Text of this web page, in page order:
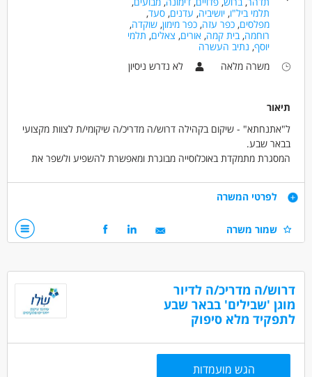
תלמי ביל"ו,יושיביה, עדנים,סעד,
מפלסים,כפר עזה,כפר מימון,שוקדה,
רוחמה,בית קמה,אורים, צאלים, תלמי
יוסף, נתיב העשרה
משרה מלאה
לא נדרש ניסיון
תיאור
ל"אתנחתא" - שיקום בקהילה דרוש/ה מדריכ/ה שיקומי/ת לצוות מקצועי
בבאר שבע.
המסגרת מתמקדת באוכלוסייה מבוגרת ומאפשרת להשפיע ולשפר את
איך ייראה היום שלך?
ליווי בקידום מטרות אישיות דרך פעילויות מגוונות (הליכות, ספורט, סיוע
חברתי והפגת בדידות).
אין צורך בניסיון – הכשרה ניתנת במקום.
תנאים:
משמרות גמישות בשעות היום
דרישות
יכולת הקשבה, הכלה, אחריות ויוזמה
כללי /ללא הכשרה - עובד/ת כללי
מדעי החברה - סטודנטים
חינוך, הוראה והדרכה - מדריך/ה
מאפייני משרה
לא נדרש ניסיון
עבודה מיידית
לפרטי המשרה
שמור משרה
דרוש/ה מדריכ/ה לדיור
מוגן 'שבילים' בבאר שבע
לתפקיד מלא סיפוק
הגש מועמדות